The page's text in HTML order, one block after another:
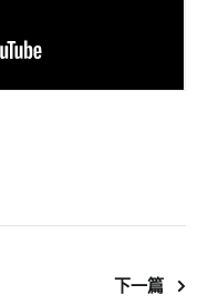
下一篇